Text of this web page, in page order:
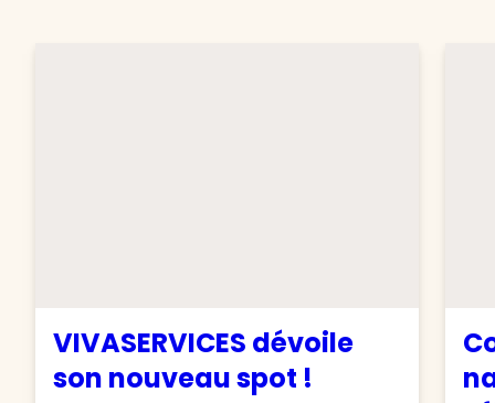
VIVASERVICES dévoile
son nouveau spot !